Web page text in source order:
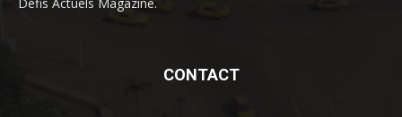
CONTACT